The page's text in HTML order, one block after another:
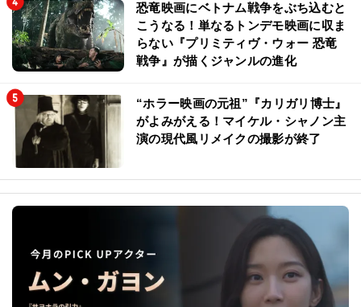
恐竜映画にベトナム戦争をぶち込むと
こうなる！単なるトンデモ映画に収ま
らない『プリミティヴ・ウォー 恐竜
戦争』が描くジャンルの進化
“ホラー映画の元祖”『カリガリ博士』
がよみがえる！マイケル・シャノン主
演の現代風リメイクの撮影が終了